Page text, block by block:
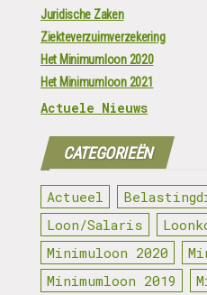
Juridische Zaken
Ziekteverzuimverzekering
Het Minimumloon 2020
Het Minimumloon 2021
Actuele Nieuws
CATEGORIEËN
Actueel
Loon/Salaris
Minimuloon 2020
Minimumloon 2019